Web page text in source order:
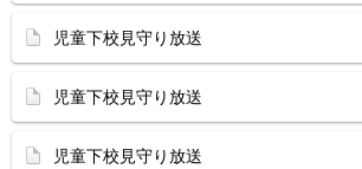
児童下校見守り放送
児童下校見守り放送
児童下校見守り放送